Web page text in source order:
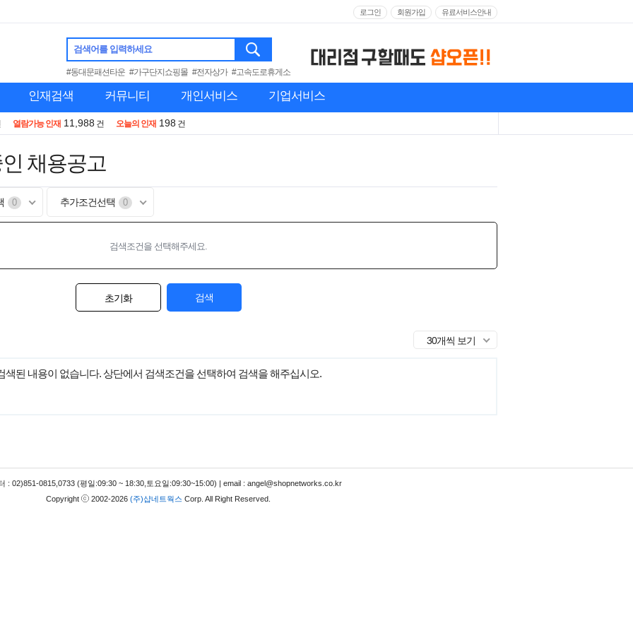
로그인 회원가입 유료서비스안내
검색어를 입력하세요
#동대문패션타운 #가구단지쇼핑몰 #전자상가 #고속도로휴게소
인재검색 커뮤니티 개인서비스 기업서비스
열람가능 인재 11,988 건 오늘의 인재 198 건
채용공고
0 추가조건선택 0
검색조건을 선택해주세요.
초기화 검색
30개씩 보기
색된 내용이 없습니다. 상단에서 검색조건을 선택하여 검색을 해주십시오.
: 02)851-0815,0733 (평일:09:30 ~ 18:30,토요일:09:30~15:00) | email : angel@shopnetworks.co.kr
Copyright
2002-2026 (주)샵네트웍스 Corp. All Right Reserved.